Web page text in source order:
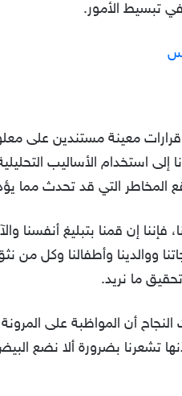
تبسيط الأمور.
معينة مستندين على
إلى استخدام الأساليب
التي قد تحدث مما
فإننا إن قمنا بتبليغ
ووالدينا وأطفالنا وكل
ما نريد.
أن المواظبة على
تشعرنا بضرورة ألا نضع